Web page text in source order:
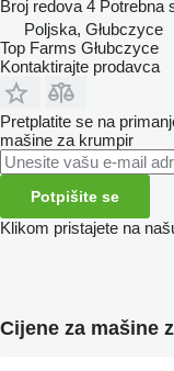
Broj redova 4 Potrebna
Poljska, Głubczyce
Top Farms Głubczyce
Kontaktirajte prodavca
Pretplatite se na
mašine za krumpir
Potpišite se
Klikom pristajete na
Cijene za mašine